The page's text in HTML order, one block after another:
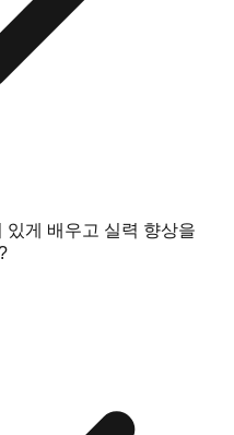
있게 배우고 실력 향상을